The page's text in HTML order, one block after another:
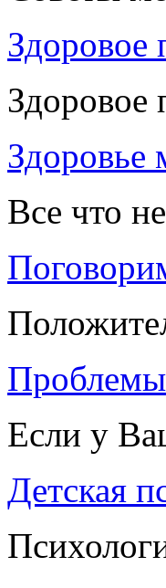
Здоровое
Здоровое
Все что
Если у
Детская